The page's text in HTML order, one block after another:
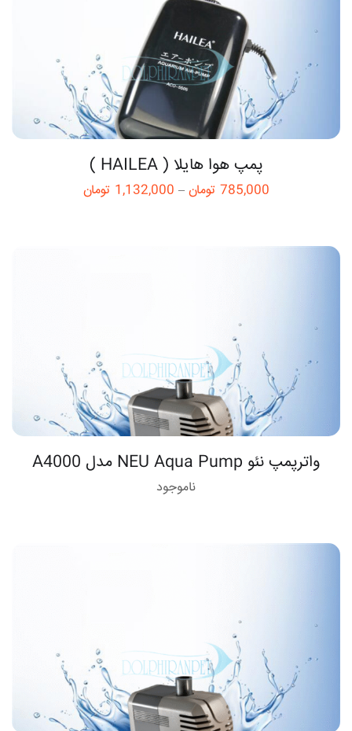
پمپ هوا هایلا ( HAILEA )
785,000 تومان –
1,132,000 تومان
واترپمپ نئو NEU Aqua Pump مدل A4000
ناموجود